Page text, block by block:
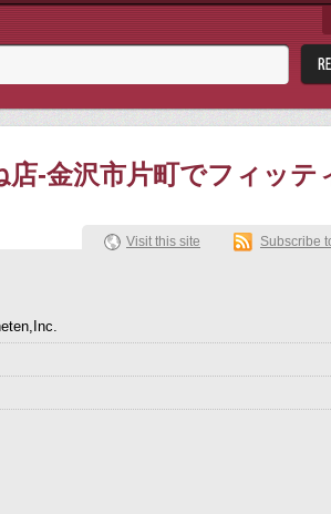
店-金沢市片町でフィッテ
Visit this site Subscribe